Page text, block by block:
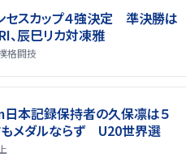
セスカップ４強決定 準決勝は
、辰巳リカ対凍雅
格闘技
日本記録保持者の久保凛は５
もメダルならず U20世界選